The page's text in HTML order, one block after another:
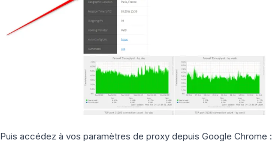
Puis accédez à vos paramètres de proxy depuis Google Chrome :